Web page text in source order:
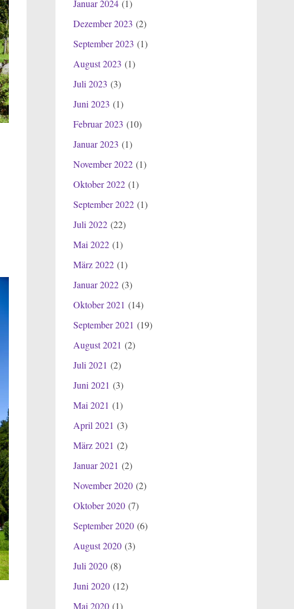
Januar 2024(1)
Dezember 2023 (2)
September 2023 (1)
August 2023 (1)
Juli 2023 (3)
Juni 2023 (1)
Februar 2023 (10)
Januar 2023 (1)
November 2022(1)
Oktober 2022(1)
September 2022(1)
Juli 2022(22)
Mai 2022(1)
März 2022(1)
Januar 2022(3)
Oktober 2021 (14)
September 2021 (19)
August 2021 (2)
Juli 2021 (2)
Juni 2021 (3)
Mai 2021 (1)
April 2021 (3)
März 2021 (2)
Januar 2021 (2)
November 2020(2)
Oktober 2020(7)
September 2020(6)
August 2020(3)
Juli 2020(8)
Juni 2020(12)
Mai 2020(1)